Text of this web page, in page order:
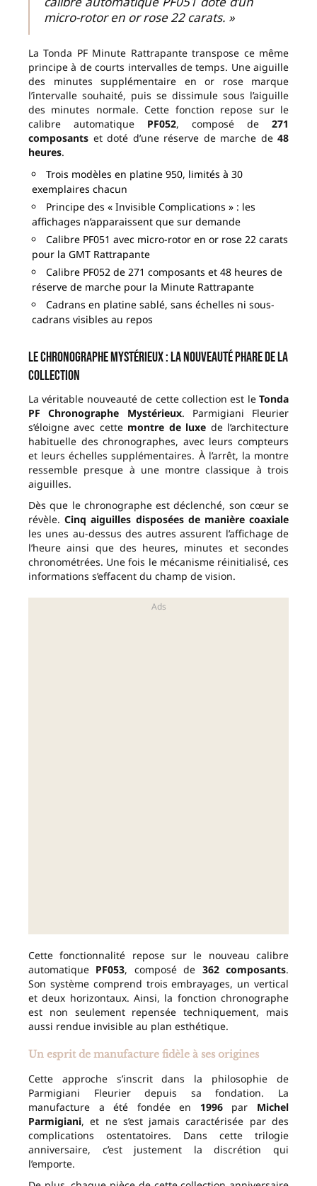
micro-rotor en or rose 22 carats. »
La Tonda PF Minute Rattrapante transpose ce même
principe à de courts intervalles de temps. Une aiguille
des minutes supplémentaire en or rose marque
l’intervalle souhaité, puis se dissimule sous l’aiguille
des minutes normale. Cette fonction repose sur le
calibre automatique PF052, composé de 271
composants et doté d’une réserve de marche de 48
heures.
Trois modèles en platine 950, limités à 30
exemplaires chacun
Principe des « Invisible Complications » : les
affichages n’apparaissent que sur demande
Calibre PF051 avec micro-rotor en or rose 22 carats
pour la GMT Rattrapante
Calibre PF052 de 271 composants et 48 heures de
réserve de marche pour la Minute Rattrapante
Cadrans en platine sablé, sans échelles ni sous-
cadrans visibles au repos
Le Chronographe Mystérieux : la nouveauté phare de la
collection
La véritable nouveauté de cette collection est le Tonda
PF Chronographe Mystérieux. Parmigiani Fleurier
s’éloigne avec cette montre de luxe de l’architecture
habituelle des chronographes, avec leurs compteurs
et leurs échelles supplémentaires. À l’arrêt, la montre
ressemble presque à une montre classique à trois
aiguilles.
Dès que le chronographe est déclenché, son cœur se
révèle.Cinq aiguilles disposées de manière coaxiale
les unes au-dessus des autres assurent l’affichage de
l’heure ainsi que des heures, minutes et secondes
chronométrées. Une fois le mécanisme réinitialisé, ces
informations s’effacent du champ de vision.
Cette fonctionnalité repose sur le nouveau calibre
automatique PF053, composé de 362 composants.
Son système comprend trois embrayages, un vertical
et deux horizontaux. Ainsi, la fonction chronographe
est non seulement repensée techniquement, mais
aussi rendue invisible au plan esthétique.
Un esprit de manufacture fidèle à ses origines
Cette approche s’inscrit dans la philosophie de
Parmigiani Fleurier depuis sa fondation. La
manufacture a été fondée en 1996par Michel
Parmigiani, et ne s’est jamais caractérisée par des
complications ostentatoires. Dans cette trilogie
anniversaire, c’est justement la discrétion qui
l’emporte.